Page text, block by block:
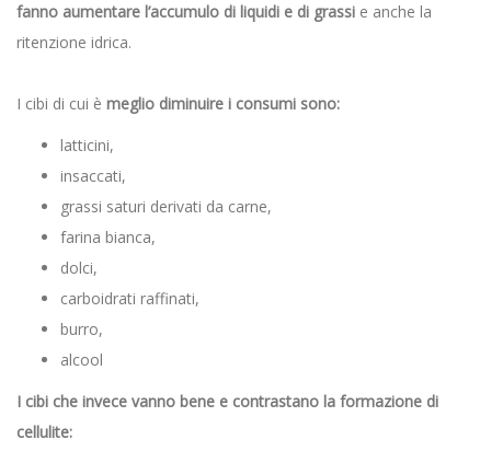
fanno aumentare l’accumulo di liquidi e di grassi e anche la
ritenzione idrica.
I cibi di cui è meglio diminuire i consumi sono:
latticini,
insaccati,
grassi saturi derivati da carne,
farina bianca,
dolci,
carboidrati raffinati,
burro,
alcool
I cibi che invece vanno bene e contrastano la formazione di
cellulite: